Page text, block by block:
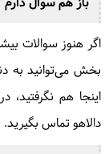
اگر هنوز سوالات
بخش می‌توانید به
اینجا هم
دالاهو تماس بگیرید.